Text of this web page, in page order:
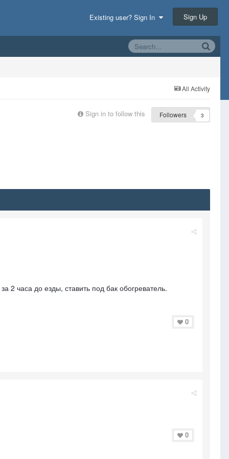
Existing user? Sign In Sign Up
All Activity
Sign in to follow this Followers 3
2 часа до езды, ставить под бак обогреватель.
0
0